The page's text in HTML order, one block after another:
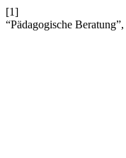
[1]
“Pädagogische Beratung”,